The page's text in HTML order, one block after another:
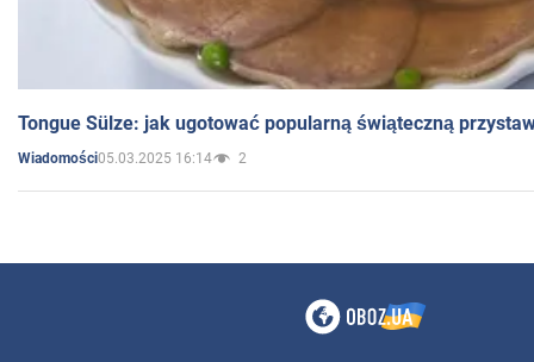
Tongue Sülze: jak ugotować popularną świąteczną
Wiadomości05.03.2025 16:14 2